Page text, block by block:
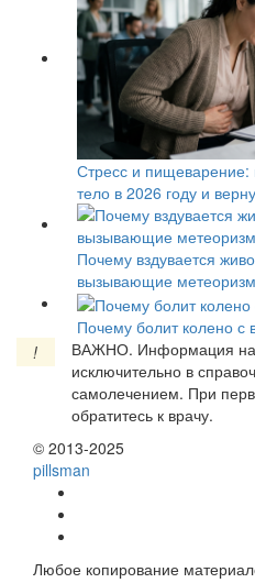
Стресс и пищеварение:
тело в 2026 году и
Почему вздувается
вызывающие
Почему болит колено с
!
ВАЖНО. Информация на
исключительно в
самолечением. При
обратитесь к врачу.
© 2013-2025
pillsman
Любое копирование